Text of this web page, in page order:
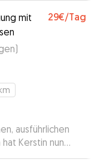
mit
29€/Tag
)
ausführlichen
Kerstin nun
lang betreut. Es